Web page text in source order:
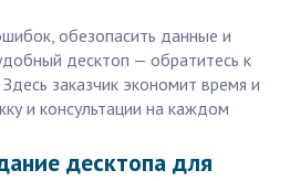
обезопасить данные и
десктоп — обратитесь к
заказчик экономит время и
и консультации на каждом
десктопа для